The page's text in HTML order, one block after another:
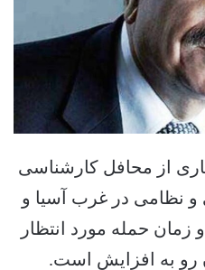
از محافل کارشناسی
و نظامی در غرب آسیا و
زمان حمله مورد انتظار
رو به افزایش است.